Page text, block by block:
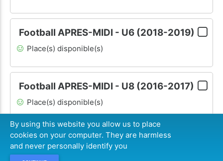
Football APRES-MIDI - U6 (2018-2019)
Place(s) disponible(s)
Football APRES-MIDI - U8 (2016-2017)
Place(s) disponible(s)
CONTINUER 182€
By using this website you allow us to place
cookies on your computer. They are harmless
and never personally identify you